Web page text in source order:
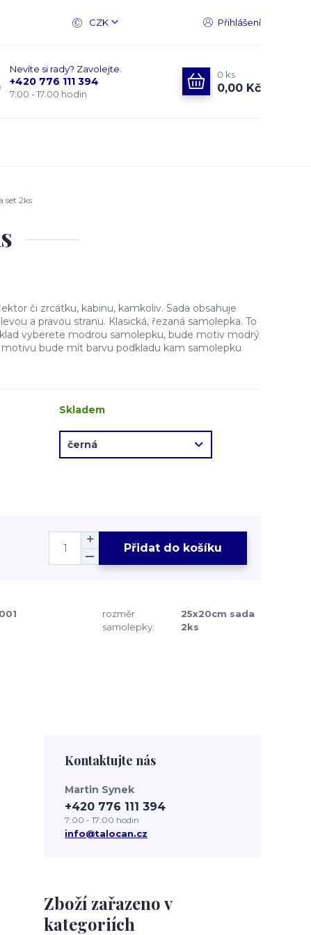
CZK Přihlášení
Nevíte si rady? Zavolejte.
+420 776 111 394
7:00 - 17:00 hodin
0 ks
0,00 Kč
set 2ks
či zrcátku, kabinu, kamkoliv. Sada obsahuje
a pravou stranu. Klasická, řezaná samolepka. To
vyberete modrou samolepku, bude motiv modrý
bude mít barvu podkladu kam samolepku
Skladem
Přidat do košíku
rozměr
samolepky:
25x20cm sada
2ks
Zboží zařazeno v
kategoriích
Kontaktujte nás
Martin Synek
+420 776 111 394
7:00 - 17:00 hodin
info@talocan.cz